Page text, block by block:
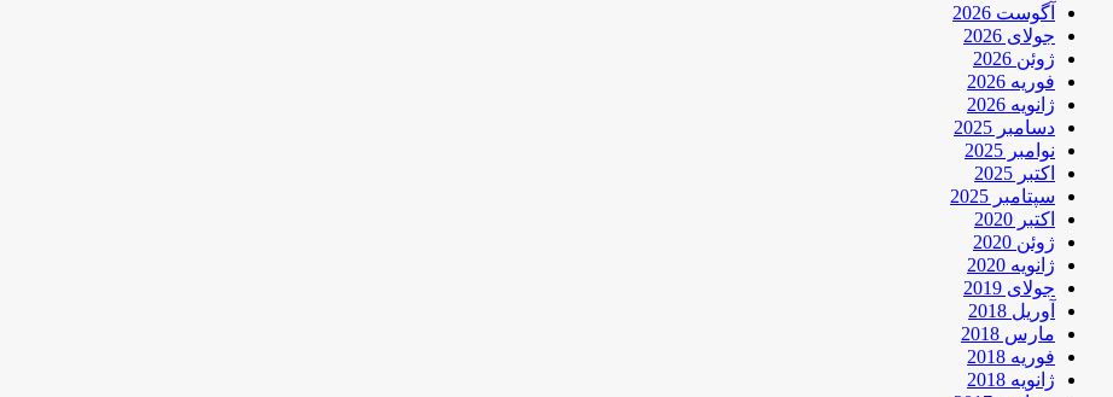
آگوست 2026
جولای 2026
ژوئن 2026
فوریه 2026
ژانویه 2026
دسامبر 2025
نوامبر 2025
اکتبر 2025
سپتامبر 2025
اکتبر 2020
ژوئن 2020
ژانویه 2020
جولای 2019
آوریل 2018
مارس 2018
فوریه 2018
ژانویه 2018